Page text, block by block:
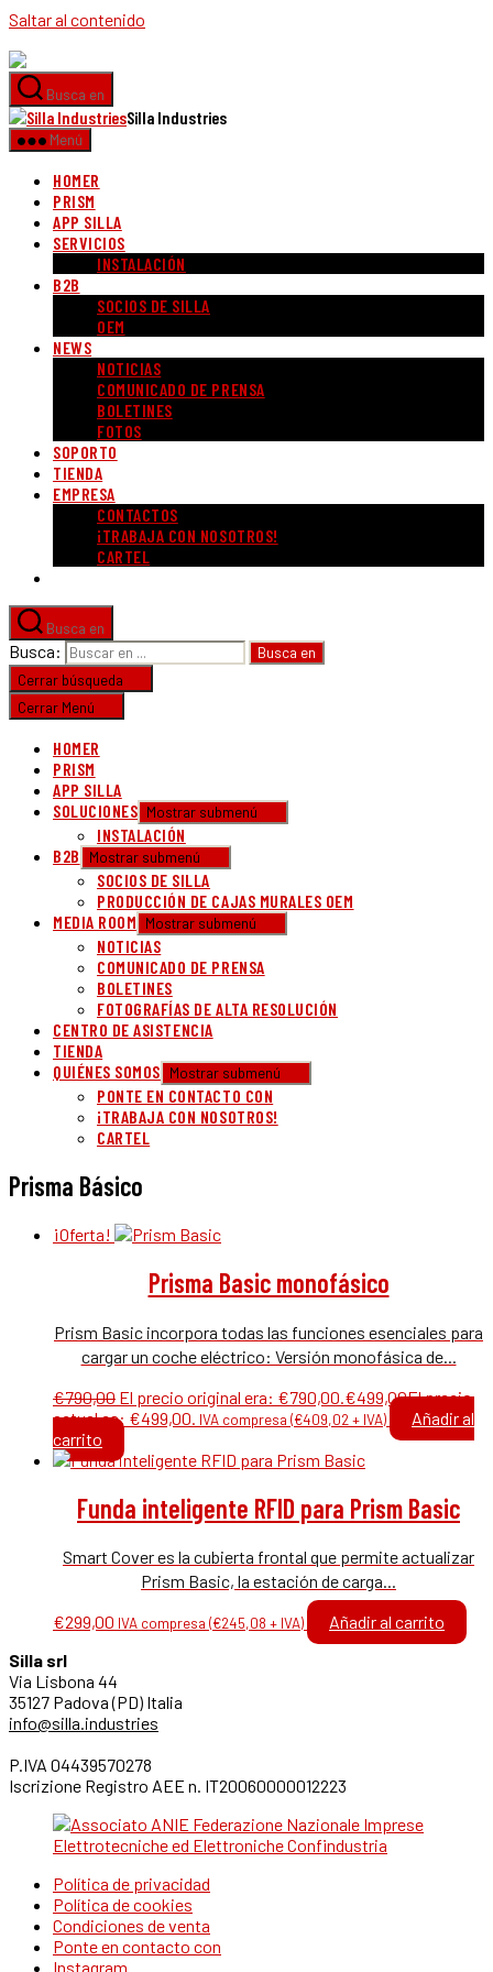
Saltar al contenido
Busca en
Silla Industries
Menú
HOMER
PRISM
APP SILLA
SERVICIOS
INSTALACIÓN
B2B
SOCIOS DE SILLA
OEM
NEWS
NOTICIAS
COMUNICADO DE PRENSA
BOLETINES
FOTOS
SOPORTO
TIENDA
EMPRESA
CONTACTOS
¡TRABAJA CON NOSOTROS!
CARTEL
Busca en
Busca:
Cerrar búsqueda
Cerrar Menú
HOMER
PRISM
APP SILLA
SOLUCIONES Mostrar submenú
INSTALACIÓN
B2B
Mostrar submenú
SOCIOS DE SILLA
PRODUCCIÓN DE CAJAS MURALES OEM
MEDIA ROOM
Mostrar submenú
NOTICIAS
COMUNICADO DE PRENSA
BOLETINES
FOTOGRAFÍAS DE ALTA RESOLUCIÓN
CENTRO DE ASISTENCIA
TIENDA
QUIÉNES SOMOS
Mostrar submenú
PONTE EN CONTACTO CON
¡TRABAJA CON NOSOTROS!
CARTEL
Prisma Básico
¡Oferta!
Prisma Basic monofásico
Prism Basic incorpora todas las funciones esenciales para
cargar un coche eléctrico: Versión monofásica de...
€790,00 El precio original era: €790,00. €499,00El precio
actual es: €499,00. IVA compresa (€409,02 + IVA)
Añadir al
carrito
Funda inteligente RFID para Prism Basic
Smart Cover es la cubierta frontal que permite actualizar
Prism Basic, la estación de carga...
€299,00 IVA compresa (€245,08 + IVA)
Añadir al carrito
Silla srl
Via Lisbona 44
35127 Padova (PD) Italia
info@silla.industries
P.IVA 04439570278
Iscrizione Registro AEE n. IT20060000012223
Política de privacidad
Política de cookies
Condiciones de venta
Ponte en contacto con
Instagram